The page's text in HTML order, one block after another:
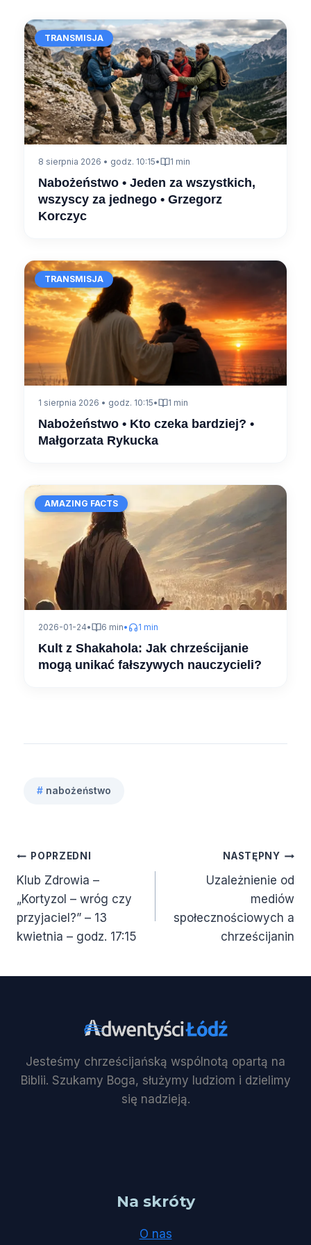
TRANSMISJA
8 sierpnia 2026 • godz. 10:15• 1 min
Nabożeństwo • Jeden za wszystkich,
wszyscy za jednego • Grzegorz
Korczyc
TRANSMISJA
1 sierpnia 2026 • godz. 10:15• 1 min
Nabożeństwo • Kto czeka bardziej? •
Małgorzata Rykucka
AMAZING FACTS
2026-01-24• 6 min• 1 min
Kult z Shakahola: Jak chrześcijanie
mogą unikać fałszywych nauczycieli?
Tagi
# nabożeństwo
Nawigacja
wpisu
POPRZEDNI
Klub Zdrowia –
„Kortyzol – wróg czy
przyjaciel?” – 13
kwietnia – godz. 17:15
NASTĘPNY
Uzależnienie od
mediów
społecznościowych a
chrześcijanin
Jesteśmy chrześcijańską wspólnotą opartą na
Biblii. Szukamy Boga, służymy ludziom i dzielimy
się nadzieją.
Na skróty
O nas